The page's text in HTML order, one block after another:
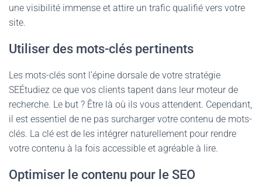
une visibilité immense et attire un trafic qualifié vers votre
site.
Utiliser des mots-clés pertinents
Les mots-clés sont l’épine dorsale de votre stratégie
SEÉtudiez ce que vos clients tapent dans leur moteur de
recherche. Le but ? Être là où ils vous attendent. Cependant,
il est essentiel de ne pas surcharger votre contenu de mots-
clés. La clé est de les intégrer naturellement pour rendre
votre contenu à la fois accessible et agréable à lire.
Optimiser le contenu pour le SEO